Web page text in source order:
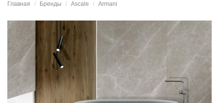
Главная Бренды Ascale Armani